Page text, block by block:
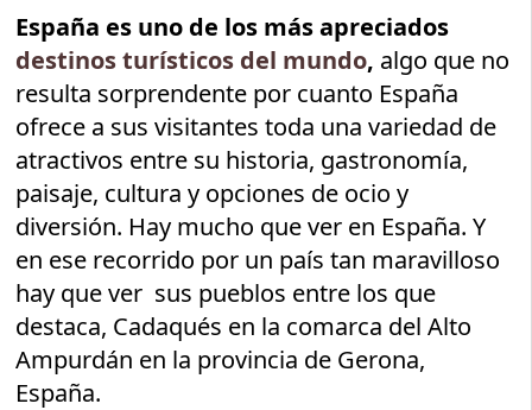
España es uno de los más apreciados
destinos turísticos del mundo, algo que no
resulta sorprendente por cuanto España
ofrece a sus visitantes toda una variedad de
atractivos entre su historia, gastronomía,
paisaje, cultura y opciones de ocio y
diversión. Hay mucho que ver en España. Y
en ese recorrido por un país tan maravilloso
hay que ver sus pueblos entre los que
destaca, Cadaqués en la comarca del Alto
Ampurdán en la provincia de Gerona,
España.